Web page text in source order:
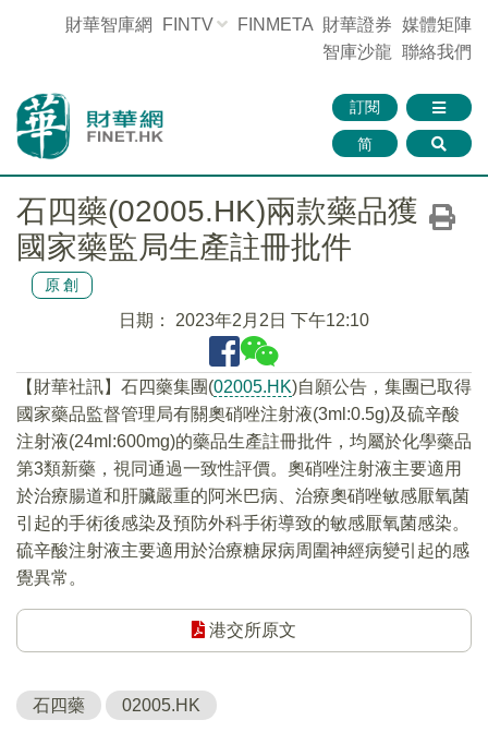
財華智庫網 FINTV FINMETA 財華證券 媒體矩陣
智庫沙龍 聯絡我們
訂閱
简
石四藥(02005.HK)兩款藥品獲
國家藥監局生產註冊批件
原創
日期： 2023年2月2日 下午12:10
【財華社訊】石四藥集團(02005.HK)自願公告，集團已取得
國家藥品監督管理局有關奧硝唑注射液(3ml:0.5g)及硫辛酸
注射液(24ml:600mg)的藥品生產註冊批件，均屬於化學藥品
第3類新藥，視同通過一致性評價。奧硝唑注射液主要適用
於治療腸道和肝臟嚴重的阿米巴病、治療奧硝唑敏感厭氧菌
引起的手術後感染及預防外科手術導致的敏感厭氧菌感染。
硫辛酸注射液主要適用於治療糖尿病周圍神經病變引起的感
覺異常。
港交所原文
石四藥 02005.HK